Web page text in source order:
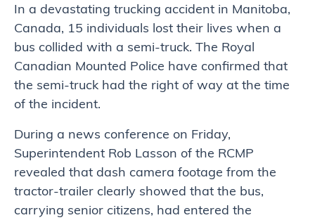
In a devastating trucking accident in Manitoba,
Canada, 15 individuals lost their lives when a
bus collided with a semi-truck. The Royal
Canadian Mounted Police have confirmed that
the semi-truck had the right of way at the time
of the incident.
During a news conference on Friday,
Superintendent Rob Lasson of the RCMP
revealed that dash camera footage from the
tractor-trailer clearly showed that the bus,
carrying senior citizens, had entered the